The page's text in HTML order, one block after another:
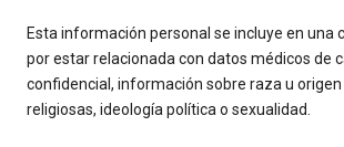
Esta información personal se incluye en una
por estar relacionada con datos médicos de
confidencial, información sobre raza u
religiosas, ideología política o sexualidad.